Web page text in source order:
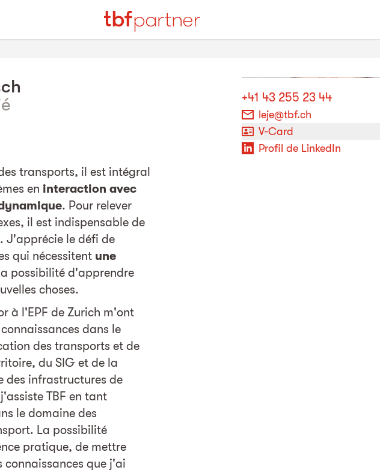
transports, il est intégral
en interaction avec
. Pour relever
il est indispensable de
. J'apprécie le défi de
qui nécessitent une
possibilité d'apprendre
choses.
à l'EPF de Zurich m'ont
dans le
des transports et de
du SIG et de la
des infrastructures de
TBF en tant
le domaine des
La possibilité
pratique, de mettre
que j'ai
+41 43 255 23 44
leje@tbf.ch
V-Card
Profil de LinkedIn